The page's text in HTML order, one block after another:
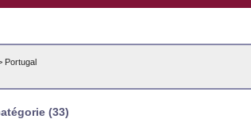
Portugal
(33)